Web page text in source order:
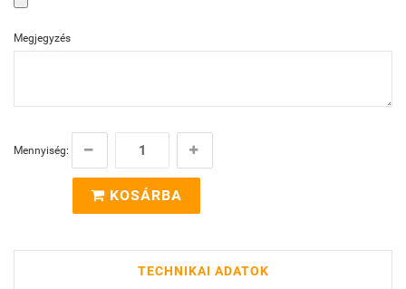
Megjegyzés
Mennyiség:
KOSÁRBA
TECHNIKAI ADATOK